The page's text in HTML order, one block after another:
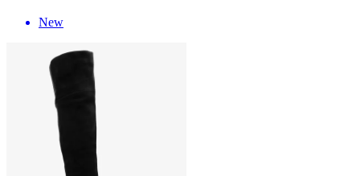
New